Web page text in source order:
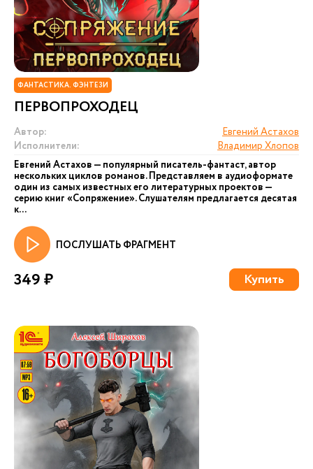
ФАНТАСТИКА. ФЭНТЕЗИ
ПЕРВОПРОХОДЕЦ
Автор:
Евгений Астахов
Исполнители:
Владимир Хлопов
Евгений Астахов — популярный писатель-фантаст, автор
нескольких циклов романов. Представляем в аудиоформате
один из самых известных его литературных проектов —
серию книг «Сопряжение». Слушателям предлагается десятая
к...
ПОСЛУШАТЬ ФРАГМЕНТ
349 ₽ Купить